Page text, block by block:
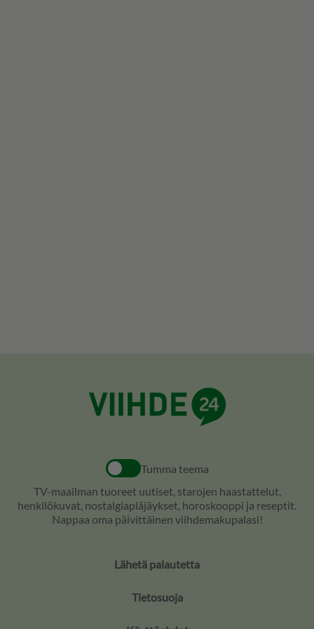
Tumma teema
TV-maailman tuoreet uutiset, starojen haastattelut,
henkilökuvat, nostalgiapläjäykset, horoskooppi ja reseptit.
Nappaa oma päivittäinen viihdemakupalasi!
Lähetä palautetta
Tietosuoja